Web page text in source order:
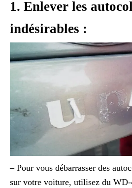
1. Enlever les
indésirables :
– Pour vous débarrasser des
sur votre voiture, utilisez du